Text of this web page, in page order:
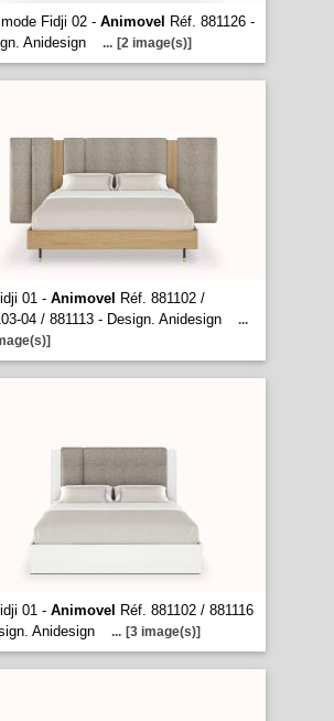
Fidji 02 - Animovel
Réf. 881126 -
Anidesign
... [2 image(s)]
01 - Animovel
Réf. 881102 /
04 / 881113 - Design. Anidesign
...
01 - Animovel
Réf. 881102 / 881116
Anidesign
... [3 image(s)]